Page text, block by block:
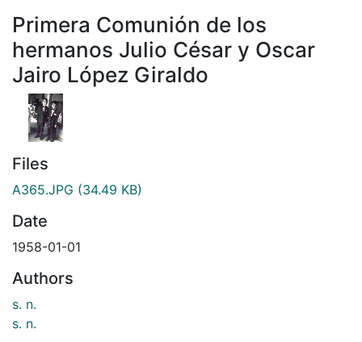
Primera Comunión de los
hermanos Julio César y Oscar
Jairo López Giraldo
Files
A365.JPG (34.49 KB)
Date
1958-01-01
Authors
s. n.
s. n.